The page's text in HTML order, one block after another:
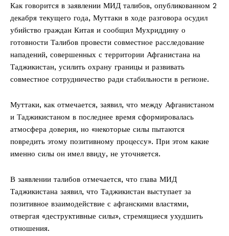
Как говорится в заявлении МИД талибов, опубликованном 2
декабря текущего года, Муттаки в ходе разговора осудил
убийство граждан Китая и сообщил Мухриддину о
готовности Талибов провести совместное расследование
нападений, совершенных с территории Афганистана на
Таджикистан, усилить охрану границы и развивать
совместное сотрудничество ради стабильности в регионе.
Муттаки, как отмечается, заявил, что между Афганистаном
и Таджикистаном в последнее время сформировалась
атмосфера доверия, но «некоторые силы пытаются
повредить этому позитивному процессу». При этом какие
именно силы он имел ввиду, не уточняется.
В заявлении талибов отмечается, что глава МИД
Таджикистана заявил, что Таджикистан выступает за
позитивное взаимодействие с афганскими властями,
отвергая «деструктивные силы», стремящиеся ухудшить
отношения.